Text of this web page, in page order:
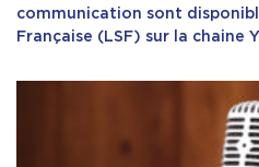
communication sont
Française (LSF) sur la chaine